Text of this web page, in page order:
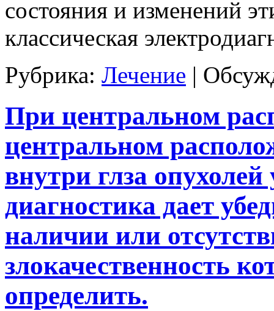
состояния и изменений
классическая
Рубрика: Лечение |
При центральном
центральном
внутри глза опухолей
диагностика дает
наличии или
злокачественность
определить.